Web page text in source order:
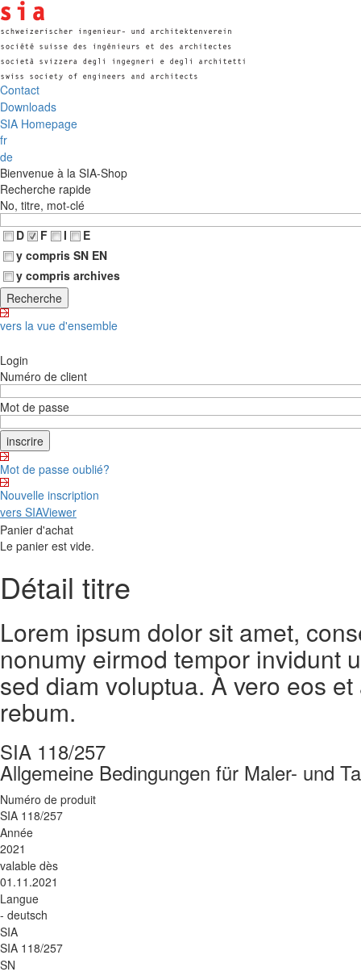
Contact
Downloads
SIA Homepage
fr
de
Bienvenue à la SIA-Shop
Recherche rapide
No, titre, mot-clé
D
F I
E
y compris SN EN
y compris archives
vers la vue d'ensemble
Login
Numéro de client
Mot de passe
Mot de passe oublié?
Nouvelle inscription
vers SIAViewer
Panier d'achat
Le panier est vide.
Détail titre
Lorem ipsum dolor sit amet,
nonumy eirmod tempor invidunt
sed diam voluptua. À vero eos
rebum.
SIA 118/257
Allgemeine Bedingungen für Maler- und
Numéro de produit
SIA 118/257
Année
2021
valable dès
01.11.2021
Langue
- deutsch
SIA
SIA 118/257
SN